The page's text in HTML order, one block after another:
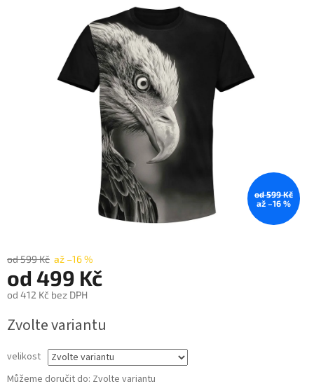
od 599 Kč
až –16 %
od 599 Kč až –16 %
od 499 Kč
od 412 Kč bez DPH
cena:
Zvolte variantu
velikost
Můžeme doručit do: Zvolte variantu